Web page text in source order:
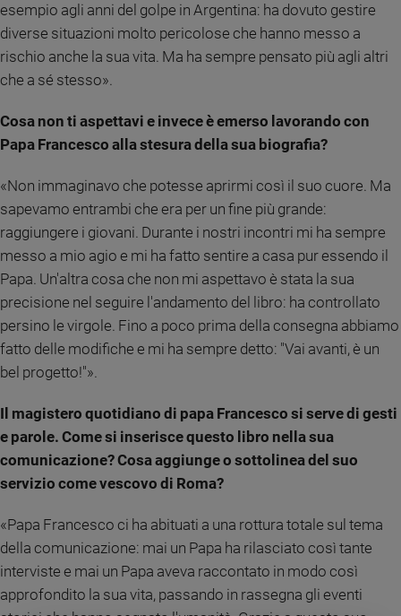
Registrati
Redazione
Social
esempio agli anni del golpe in Argentina: ha dovuto gestire
diverse situazioni molto pericolose che hanno messo a
rischio anche la sua vita. Ma ha sempre pensato più agli altri
che a sé stesso».
Cosa non ti aspettavi e invece è emerso lavorando con
Papa Francesco alla stesura della sua biografia?
«Non immaginavo che potesse aprirmi così il suo cuore. Ma
sapevamo entrambi che era per un fine più grande:
raggiungere i giovani. Durante i nostri incontri mi ha sempre
messo a mio agio e mi ha fatto sentire a casa pur essendo il
Papa. Un'altra cosa che non mi aspettavo è stata la sua
precisione nel seguire l'andamento del libro: ha controllato
persino le virgole. Fino a poco prima della consegna abbiamo
fatto delle modifiche e mi ha sempre detto: "Vai avanti, è un
bel progetto!"».
Il magistero quotidiano di papa Francesco si serve di gesti
e parole. Come si inserisce questo libro nella sua
comunicazione? Cosa aggiunge o sottolinea del suo
servizio come vescovo di Roma?
«Papa Francesco ci ha abituati a una rottura totale sul tema
della comunicazione: mai un Papa ha rilasciato così tante
interviste e mai un Papa aveva raccontato in modo così
approfondito la sua vita, passando in rassegna gli eventi